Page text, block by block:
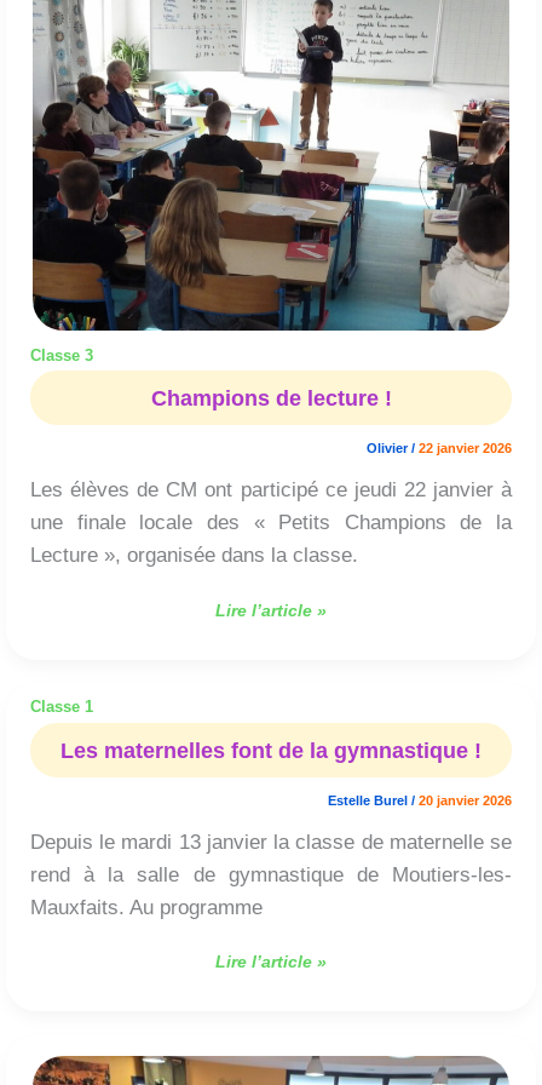
Classe 3
Champions de lecture !
Olivier/ 22 janvier 2026
Les élèves de CM ont participé ce jeudi 22 janvier à
une finale locale des « Petits Champions de la
Lecture », organisée dans la classe.
de
lecture
!
Lire l’article »
Classe 1
Les maternelles font de la gymnastique !
Estelle Burel / 20 janvier 2026
Depuis le mardi 13 janvier la classe de maternelle se
rend à la salle de gymnastique de Moutiers-les-
Mauxfaits. Au programme
maternelles
gymnastique
!
Lire l’article »
Notre